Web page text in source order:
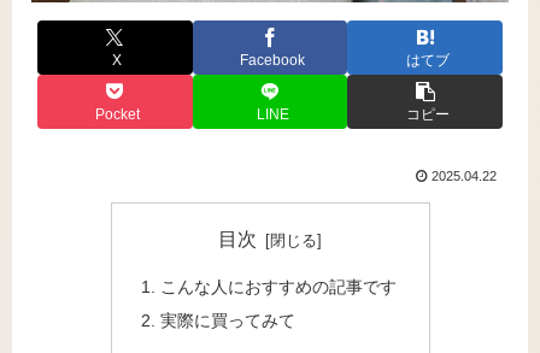
X Facebook はてブ
Pocket LINE コピー
2025.04.22
目次
こんな人におすすめの記事です
実際に買ってみて